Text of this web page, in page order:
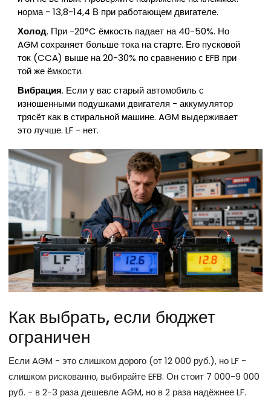
норма - 13,8-14,4 В при работающем двигателе.
Холод. При -20°C ёмкость падает на 40-50%. Но
AGM сохраняет больше тока на старте. Его пусковой
ток (CCA) выше на 20-30% по сравнению с EFB при
той же ёмкости.
Вибрация. Если у вас старый автомобиль с
изношенными подушками двигателя - аккумулятор
трясёт как в стиральной машине. AGM выдерживает
это лучше. LF - нет.
Как выбрать, если бюджет
ограничен
Если AGM - это слишком дорого (от 12 000 руб.), но LF -
слишком рискованно, выбирайте EFB. Он стоит 7 000-9 000
руб. - в 2-3 раза дешевле AGM, но в 2 раза надёжнее LF.